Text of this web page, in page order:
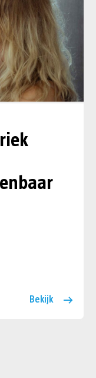
Bekijk